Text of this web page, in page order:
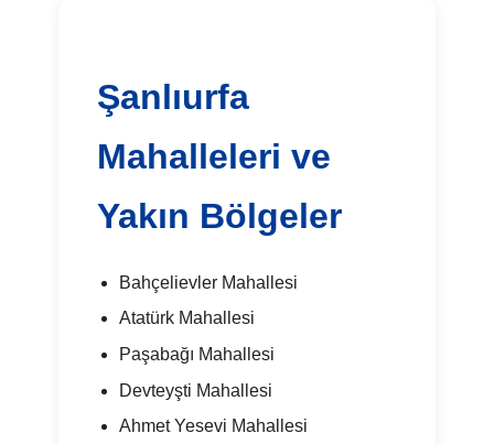
Şanlıurfa
Mahalleleri ve
Yakın Bölgeler
Bahçelievler Mahallesi
Atatürk Mahallesi
Paşabağı Mahallesi
Devteyşti Mahallesi
Ahmet Yesevi Mahallesi